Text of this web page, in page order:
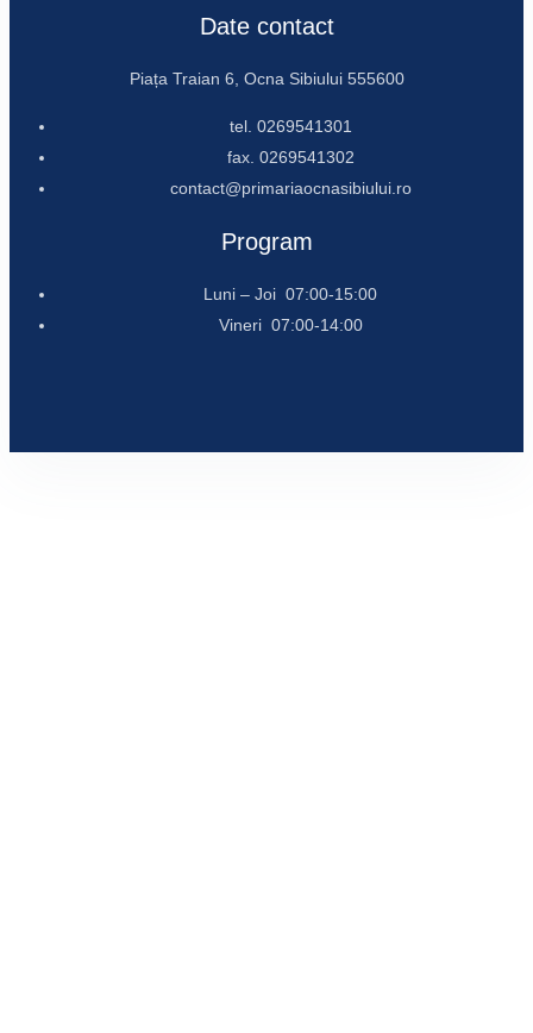
Date contact
Piața Traian 6, Ocna Sibiului 555600
tel. 0269541301
fax. 0269541302
contact@primariaocnasibiului.ro
Program
Luni – Joi 07:00-15:00
Vineri 07:00-14:00